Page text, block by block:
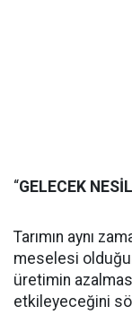
“GELECEK
Tarımın aynı
meselesi
üretimin
etkileyeceğini